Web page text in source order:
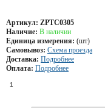
Артикул: ZPTC0305
Наличие: В наличии
Единица измерения: (шт)
Самовывоз: Схема проезда
Доставка: Подробнее
Оплата: Подробнее